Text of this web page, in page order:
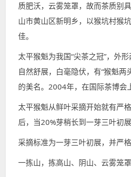
质肥沃，云雾笼罩，故而茶质别
山市黄山区新明乡，以猴坑村猴
佳。
太平猴魁为我国“尖茶之冠”，外形
自然舒展，白毫隐伏，有“猴魁两
的美名。2004年，在国际茶博会
太平猴魁从鲜叶采摘开始就有严
后，当20%芽梢长到一芽三叶初
采摘标准为一芽三叶初展，并严格
一拣山，拣高山、阴山、云雾笼罩